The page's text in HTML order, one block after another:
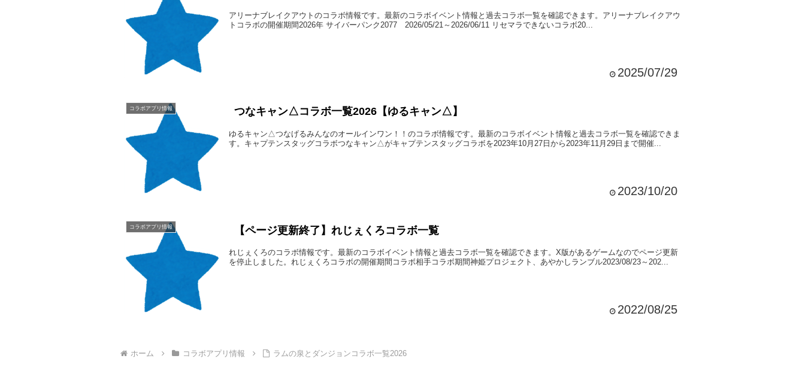
アリーナブレイクアウトのコラボ情報です。最新のコラボイベント情報と過去コラボ一覧を確認できます。アリーナブレイクアウ
トコラボの開催期間2026年 サイバーパンク2077 2026/05/21～2026/06/11 リセマラできないコラボ20...
2025/07/29
コラボアプリ情報 つなキャン△コラボ一覧2026【ゆるキャン△】
ゆるキャン△つなげるみんなのオールインワン！！のコラボ情報です。最新のコラボイベント情報と過去コラボ一覧を確認できま
す。キャプテンスタッグコラボつなキャン△がキャプテンスタッグコラボを2023年10月27日から2023年11月29日まで開催...
2023/10/20
コラボアプリ情報 【ページ更新終了】れじぇくろコラボ一覧
れじぇくろのコラボ情報です。最新のコラボイベント情報と過去コラボ一覧を確認できます。X版があるゲームなのでページ更新
を停止しました。れじぇくろコラボの開催期間コラボ相手コラボ期間神姫プロジェクト、あやかしランブル2023/08/23～202...
2022/08/25
ホーム コラボアプリ情報 ラムの泉とダンジョンコラボ一覧2026